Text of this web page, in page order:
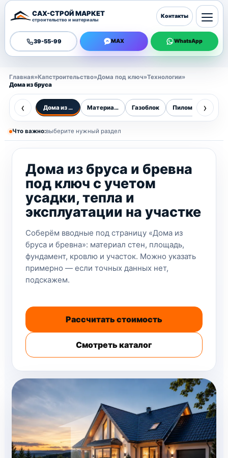
САХ-СТРОЙ МАРКЕТ
строительство и материалы
39-55-99 MAX WhatsApp
Контакты
Главная»Капстроительство»Дома под ключ»Технологии»
Дома из бруса
‹ Дома из бруса Материалы Газоблок Пиломатериалы
›
Что важно:выберите нужный раздел
Дома из бруса и бревна
под ключ с учетом
усадки, тепла и
эксплуатации на участке
Соберём вводные под страницу «Дома из
бруса и бревна»: материал стен, площадь,
фундамент, кровлю и участок. Можно указать
примерно — если точных данных нет,
подскажем.
Рассчитать стоимость
Смотреть каталог